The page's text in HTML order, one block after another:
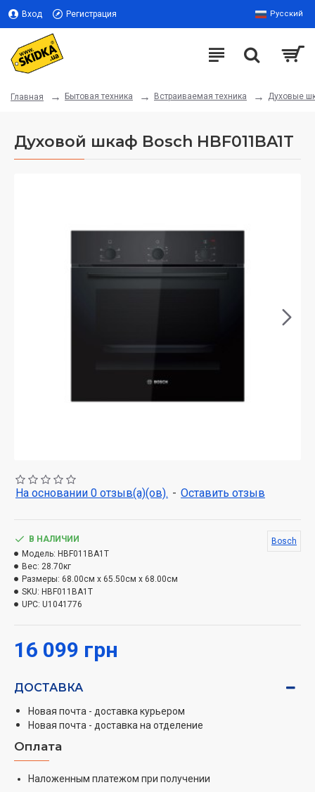
Вход Регистрация Русский
Главная Бытовая техника Встраиваемая техника Духовые
Духовой шкаф Bosch HBF011BA1T
На основании 0 отзыв(а)(ов). - Оставить отзыв
16 099 грн
В НАЛИЧИИ
Модель: HBF011BA1T
Вес: 28.70кг
Размеры: 68.00см x 65.50см x 68.00см
SKU: HBF011BA1T
UPC: U1041776
Bosch
ДОСТАВКА
Новая почта - доставка курьером
Новая почта - доставка на отделение
Оплата
Наложенным платежом при получении